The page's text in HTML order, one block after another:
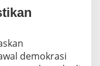
demokrasi